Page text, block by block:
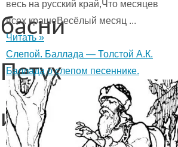
басни
Петух
и
весь на русский край,Что месяцев
всех крашеВесёлый месяц ...
Читать »
Слепой. Баллада — Толстой А.К.
Баллада о слепом песеннике.